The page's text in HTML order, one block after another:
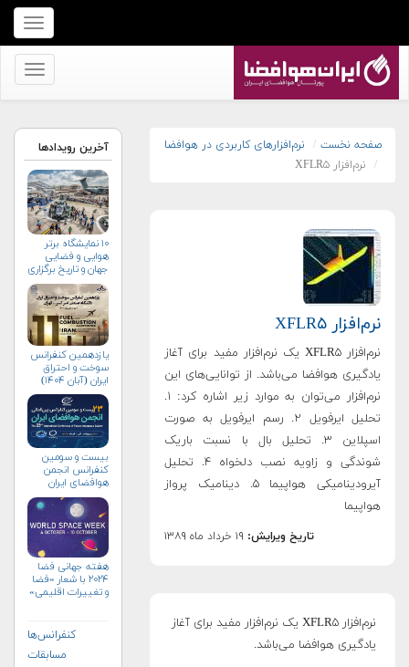
برای
نمایش
منو
برای
کنید
صفحه نخست
نرم‌افزارهای کاربردی در هوافضا
نرم‌افزار XFLR۵
نرم‌افزار XFLR۵
نرم‌افزار XFLR۵ یک نرم‌افزار مفید برای آغاز
یادگیری هوافضا می‌باشد. از توانایی‌های این
نرم‌افزار می‌توان به موارد زیر اشاره کرد: ۱.
تحلیل ایرفویل ۲. رسم ایرفویل به صورت
اسپلاین ۳. تحلیل بال با نسبت باریک
شوندگی و زاویه نصب دلخواه ۴. تحلیل
آیرودینامیکی هواپیما ۵. دینامیک پرواز
هواپیما
تاریخ ویرایش: ۱۹ خرداد ماه ۱۳۸۹
نرم‌افزار XFLR۵ یک نرم‌افزار مفید برای آغاز
یادگیری هوافضا می‌باشد.
آخرین رویدادها
۱۰ نمایشگاه برتر
هوایی و فضایی
جهان و تاریخ برگزاری
آن‌ها
یازدهمین کنفرانس
سوخت و احتراق
ایران (آبان‌ ۱۴۰۴)
بیست و سومین
کنفرانس انجمن
هوافضای ايران
هفته جهانی فضا
۲۰۲۴ با شعار «فضا
و تغییرات اقلیمی»
کنفرانس‌ها
مسابقات